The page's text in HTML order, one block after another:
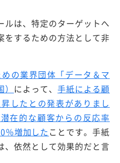
ルは、特定のターゲットへ
をするための方法として非
の業界団体「データ＆マ
によって、手紙による顧
したとの発表がありまし
在的な顧客からの反応率
％増加したことです。手紙
、依然として効果的だと言